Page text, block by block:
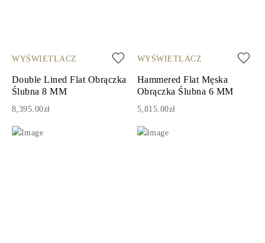
WYŚWIETLACZ
Double Lined Flat Obrączka
Ślubna 8 MM
8,395.00zł
WYŚWIETLACZ
Hammered Flat Męska
Obrączka Ślubna 6 MM
5,815.00zł